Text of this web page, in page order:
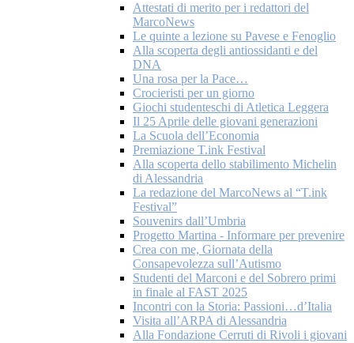
Attestati di merito per i redattori del
MarcoNews
Le quinte a lezione su Pavese e Fenoglio
Alla scoperta degli antiossidanti e del
DNA
Una rosa per la Pace…
Crocieristi per un giorno
Giochi studenteschi di Atletica Leggera
Il 25 Aprile delle giovani generazioni
La Scuola dell’Economia
Premiazione T.ink Festival
Alla scoperta dello stabilimento Michelin
di Alessandria
La redazione del MarcoNews al “T.ink
Festival”
Souvenirs dall’Umbria
Progetto Martina - Informare per prevenire
Crea con me, Giornata della
Consapevolezza sull’Autismo
Studenti del Marconi e del Sobrero primi
in finale al FAST 2025
Incontri con la Storia: Passioni…d’Italia
Visita all’ARPA di Alessandria
Alla Fondazione Cerruti di Rivoli i giovani